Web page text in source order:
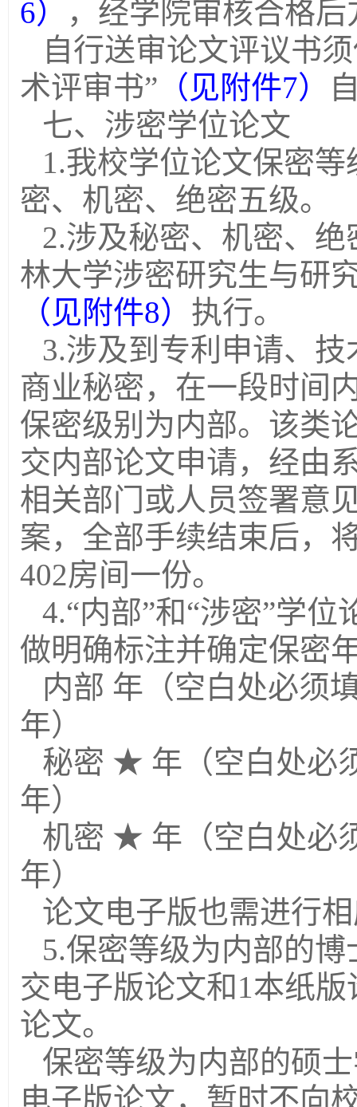
6）
，经学院审核合格
自行送审论文评议书
术评审书” （见附件7）
七、涉密学位论文
1.我校学位论文保密
密、机密、绝密五级。
2.涉及秘密、机密、
林大学涉密研究生与研
（见附件8） 执行。
3.涉及到专利申请、
商业秘密，在一段时间
保密级别为内部。该类
交内部论文申请，经由
相关部门或人员签署意
案，全部手续结束后，
402房间一份。
4.“内部”和“涉密”学
做明确标注并确定保密
内部 年（空白处必须
年）
秘密 ★ 年（空白处必
年）
机密 ★ 年（空白处必
年）
论文电子版也需进行
5.保密等级为内部的
交电子版论文和 1本纸版
论文。
保密等级为内部的硕
电子版论文，暂时不向